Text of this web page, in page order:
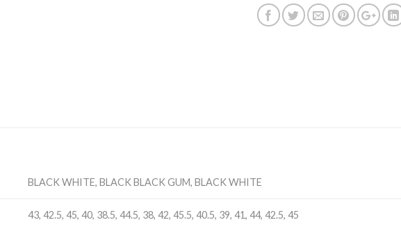
BLACK WHITE, BLACK BLACK GUM, BLACK WHITE
43, 42.5, 45, 40, 38.5, 44.5, 38, 42, 45.5, 40.5, 39, 41, 44, 42.5, 45